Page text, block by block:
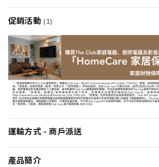
促銷活動 (1)
運輸方式 - 商戶派送
產品簡介